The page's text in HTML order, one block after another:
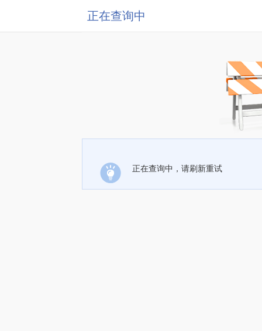
正在查询中
正在查询中，请刷新重试